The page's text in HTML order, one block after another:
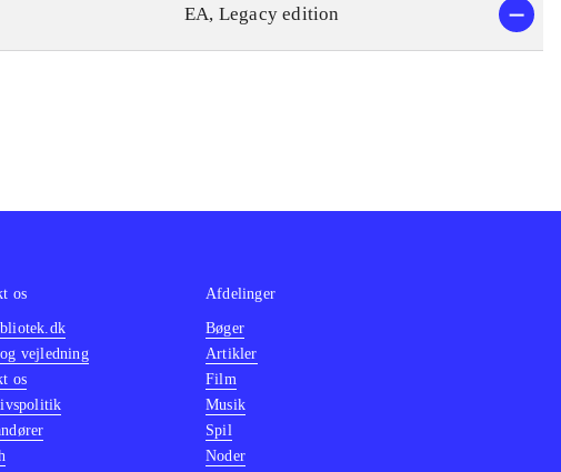
EA, Legacy edition
os
vejledning
os
Afdelinger
Bøger
Artikler
Film
Musik
Spil
Noder